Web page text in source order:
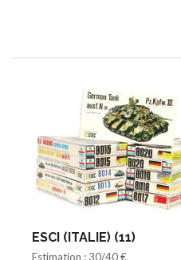
ESCI (ITALIE) (11)
Estimation : 30/40 €